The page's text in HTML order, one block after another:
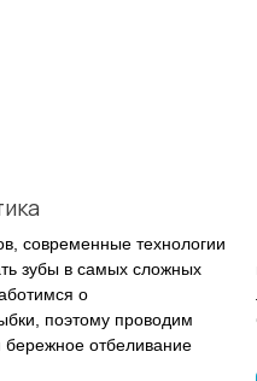
современные технологии
зубы в самых сложных
о
поэтому проводим
бережное отбеливание